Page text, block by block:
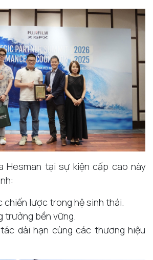
Hesman tại sự kiện cấp cao này
chiến lược trong hệ sinh thái.
trưởng bền vững.
dài hạn cùng các thương hiệu